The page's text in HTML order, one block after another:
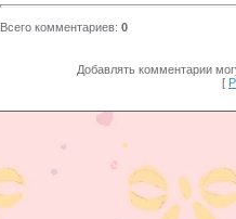
Всего комментариев: 0
Добавлять комментарии
[